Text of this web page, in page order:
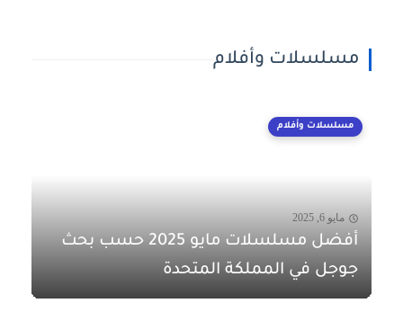
مسلسلات وأفلام
مسلسلات وأفلام
مايو 6, 2025
أفضل مسلسلات مايو 2025 حسب بحث
جوجل في المملكة المتحدة